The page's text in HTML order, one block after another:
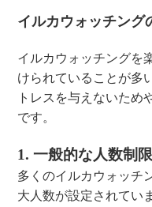
イルカウォッチング
イルカウォッチングを
けられていることが多
トレスを与えないため
です。
1. 一般的な人数制限
多くのイルカウォッチ
大人数が設定されてい